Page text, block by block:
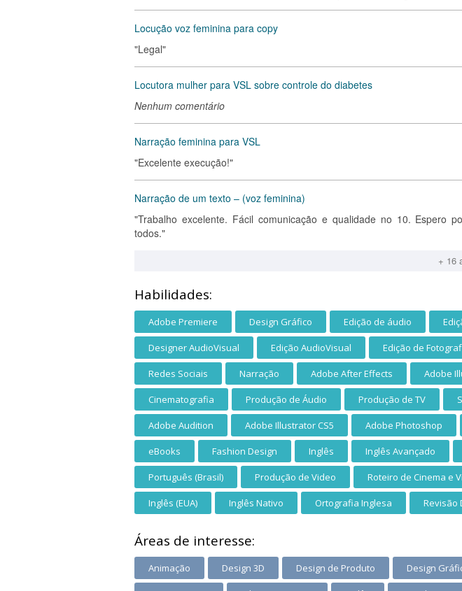
Locução voz feminina para copy
"Legal"
Locutora mulher para VSL sobre controle do diabetes
Nenhum comentário
Narração feminina para VSL
"Excelente execução!"
Narração de um texto – (voz feminina)
"Trabalho excelente. Fácil comunicação e qualidade no 10. Espero
todos."
+ 16
Habilidades:
Adobe Premiere Design Gráfico Edição de áudio
Designer AudioVisual Edição AudioVisual Edição de
Redes Sociais Narração Adobe After Effects Adobe
Cinematografia Produção de Áudio Produção de TV
Adobe Audition Adobe Illustrator CS5 Adobe Photoshop
eBooks Fashion Design Inglês Inglês Avançado
Português (Brasil) Produção de Video Roteiro de Cinema e
Inglês (EUA) Inglês Nativo Ortografia Inglesa Revisão
Áreas de interesse:
Animação Design 3D Design de Produto Design